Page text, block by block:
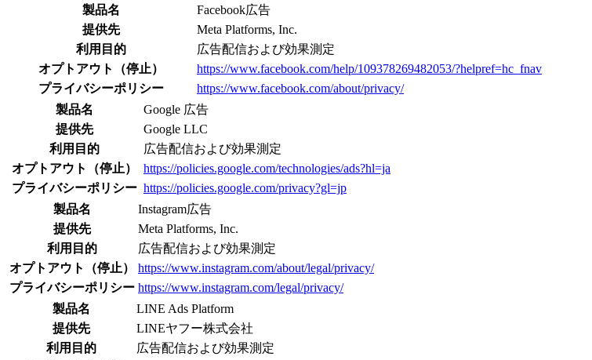
製品名
Facebook広告
提供先
Meta Platforms, Inc.
利用目的
広告配信および効果測定
オプトアウト（停止）
https://www.facebook.com/help/109378269482053/?helpref=hc_fnav
プライバシーポリシー
https://www.facebook.com/about/privacy/
製品名
Google 広告
提供先
Google LLC
利用目的
広告配信および効果測定
オプトアウト（停止）
https://policies.google.com/technologies/ads?hl=ja
プライバシーポリシー https://policies.google.com/privacy?gl=jp
製品名
Instagram広告
提供先
Meta Platforms, Inc.
利用目的
広告配信および効果測定
オプトアウト（停止）
https://www.instagram.com/about/legal/privacy/
プライバシーポリシー https://www.instagram.com/legal/privacy/
製品名
LINE Ads Platform
提供先
LINEヤフー株式会社
利用目的
広告配信および効果測定